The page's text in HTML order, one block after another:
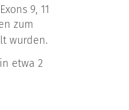
9, 11
zum
wurden.
etwa 2